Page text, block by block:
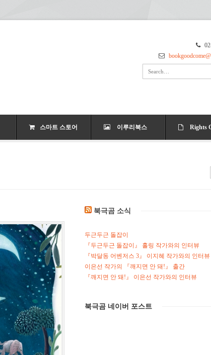
스마트 스토어 이루리북스 Rights
북극곰 소식
두근두근 돌잡이
『두근두근 돌잡이』 홀링 작가와의 인터뷰
『박달동 어벤저스 3』 이지혜 작가와의 인터뷰
이은선 작가의 『깨지면 안 돼!』 출간
『깨지면 안 돼!』 이은선 작가와의 인터뷰
북극곰 네이버 포스트